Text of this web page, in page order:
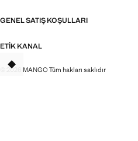
GENEL SATIŞ KOŞULLARI
ETIK KANAL
© 2026 MANGO Tüm hakları saklıdır